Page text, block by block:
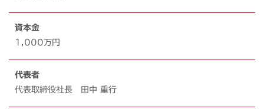
資本金
1,000万円
代表者
代表取締役社長 田中 重行